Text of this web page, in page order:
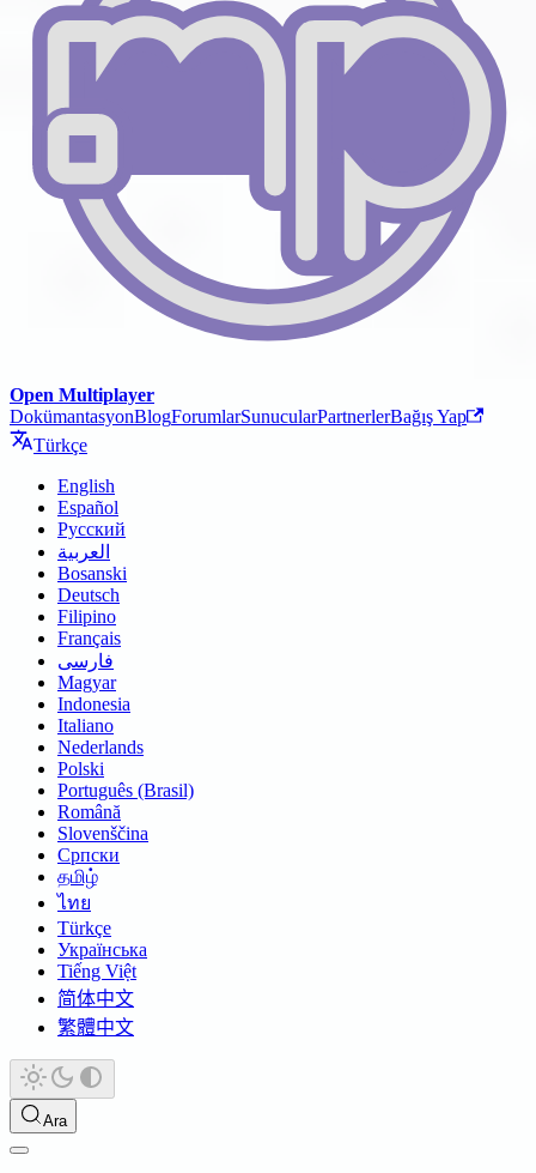
Open Multiplayer
DokümantasyonBlogForumlarSunucularPartnerlerBağış Yap
Türkçe
English
Español
Русский
العربية
Bosanski
Deutsch
Filipino
Français
فارسی
Magyar
Indonesia
Italiano
Nederlands
Polski
Português (Brasil)
Română
Slovenščina
Српски
தமிழ்
ไทย
Türkçe
Українська
Tiếng Việt
简体中文
繁體中文
Ara